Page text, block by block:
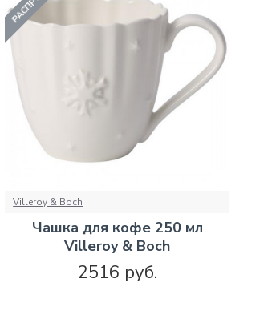
Villeroy & Boch
Чашка для кофе 250 мл
Villeroy & Boch
2516 руб.